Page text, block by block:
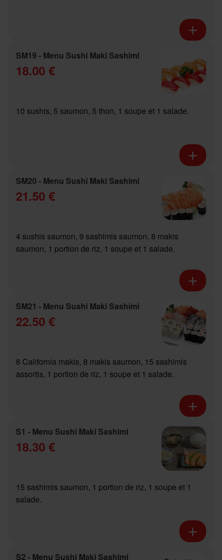
SM19 - Menu Sushi Maki Sashimi
18.00 €
10 sushis, 5 saumon, 5 thon, 1 soupe et 1 salade.
SM20 - Menu Sushi Maki Sashimi
21.50 €
4 sushis saumon, 9 sashimis saumon, 8 makis
saumon, 1 portion de riz, 1 soupe et 1 salade.
SM21 - Menu Sushi Maki Sashimi
22.50 €
8 California makis, 8 makis saumon, 15 sashimis
assortis, 1 portion de riz, 1 soupe et 1 salade.
S1 - Menu Sushi Maki Sashimi
18.30 €
15 sashimis saumon, 1 portion de riz, 1 soupe et 1
salade.
S2 - Menu Sushi Maki Sashimi